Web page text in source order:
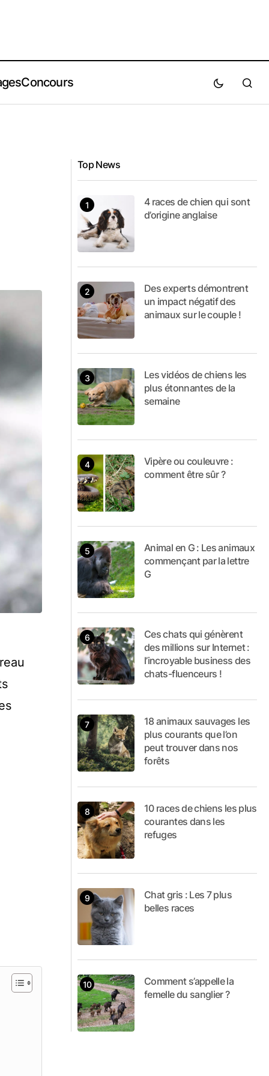
Concours
Top News
4 races de chien qui sont
d’origine anglaise
Des experts démontrent
un impact négatif des
animaux sur le couple !
Les vidéos de chiens les
plus étonnantes de la
semaine
Vipère ou couleuvre :
comment être sûr ?
Animal en G : Les animaux
commençant par la lettre
G
Ces chats qui génèrent
des millions sur Internet :
l’incroyable business des
chats-fluenceurs !
18 animaux sauvages les
plus courants que l’on
peut trouver dans nos
forêts
10 races de chiens les plus
courantes dans les
refuges
Chat gris : Les 7 plus
belles races
Comment s’appelle la
femelle du sanglier ?